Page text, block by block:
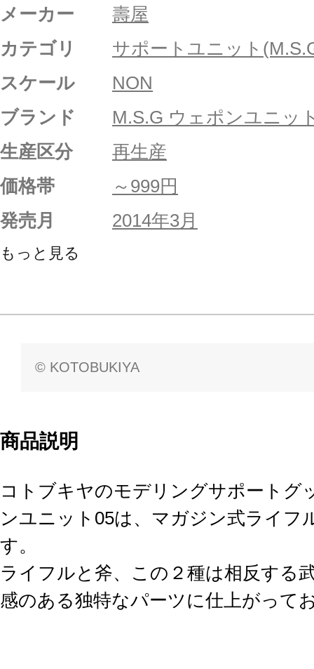
メーカー
壽屋
カテゴリ
サポートユニット
スケール
NON
ブランド
M.S.G ウェポンユニッ
生産区分
再生産
価格帯
～999円
発売月
2014年3月
もっと見る
© KOTOBUKIYA
商品説明
コトブキヤのモデリングサポートグ
ンユニット05は、マガジン式ライフ
す。
ライフルと斧、この２種は相反する
感のある独特なパーツに仕上がって